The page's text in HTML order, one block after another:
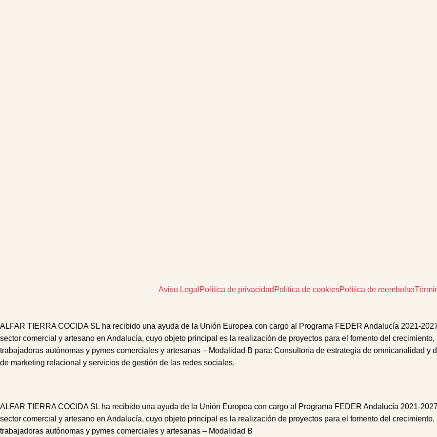
Aviso Legal Política de privacidad Política de cookiesPolítica de reembolso
ALFAR TIERRA COCIDA SL ha recibido una ayuda de la Unión Europea con cargo al Programa FEDER Andalucía 2021-
sector comercial y artesano en Andalucía, cuyo objeto principal es la realización de proyectos para el fomento del
trabajadoras autónomas y pymes comerciales y artesanas – Modalidad B para: Consultoría de estrategia de omnicanalidad y
de marketing relacional y servicios de gestión de las redes sociales.
ALFAR TIERRA COCIDA SL ha recibido una ayuda de la Unión Europea con cargo al Programa FEDER Andalucía 2021-
sector comercial y artesano en Andalucía, cuyo objeto principal es la realización de proyectos para el fomento del
trabajadoras autónomas y pymes comerciales y artesanas – Modalidad B